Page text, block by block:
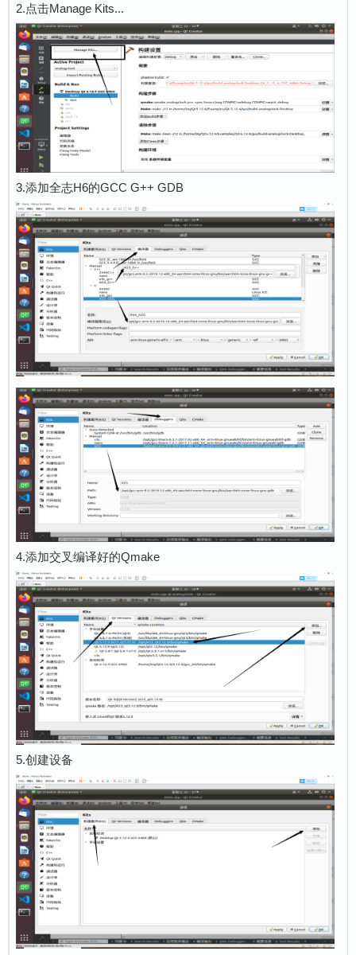
2.点击Manage Kits...
3.添加全志H6的GCC G++ GDB
4.添加交叉编译好的Qmake
5.创建设备